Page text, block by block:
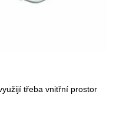
třeba vnitřní prostor